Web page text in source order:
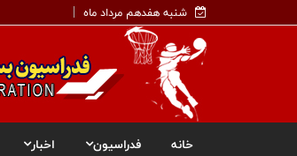
شنبه هفدهم مرداد ماه
خانه فدراسیون اخبار